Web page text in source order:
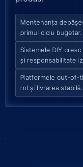
Mentenanța
primul ciclu bugetar.
Sistemele DIY
și responsabilitate
Platformele out-of-
rol și livrarea stabilă.